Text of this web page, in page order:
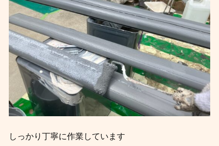
しっかり丁寧に作業しています